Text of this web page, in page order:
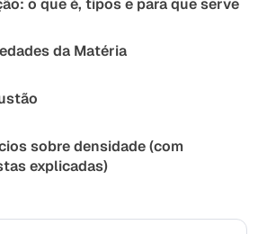
o que é, tipos e para que serve
da Matéria
sobre densidade (com
explicadas)